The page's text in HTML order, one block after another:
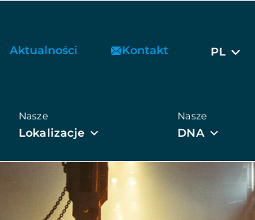
Aktualności Kontakt PL
Nasze
Lokalizacje
Nasze
DNA